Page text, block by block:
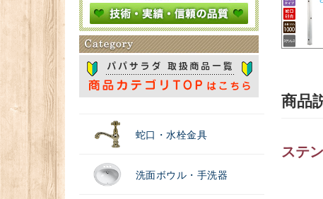
蛇口・水栓金具
洗面ボウル・手洗器
商品
ステ